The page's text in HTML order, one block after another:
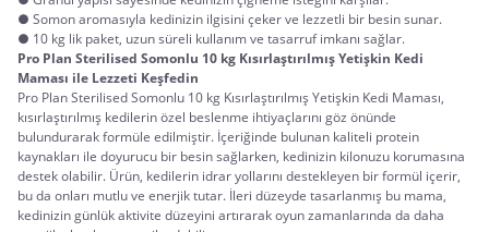
● Somon aromasıyla kedinizin ilgisini çeker ve lezzetli bir besin sunar.
● 10 kg lik paket, uzun süreli kullanım ve tasarruf imkanı sağlar.
Pro Plan Sterilised Somonlu 10 kg Kısırlaştırılmış Yetişkin Kedi
Maması ile Lezzeti Keşfedin
Pro Plan Sterilised Somonlu 10 kg Kısırlaştırılmış Yetişkin Kedi Maması,
kısırlaştırılmış kedilerin özel beslenme ihtiyaçlarını göz önünde
bulundurarak formüle edilmiştir. İçeriğinde bulunan kaliteli protein
kaynakları ile doyurucu bir besin sağlarken, kedinizin kilonuzu korumasına
destek olabilir. Ürün, kedilerin idrar yollarını destekleyen bir formül içerir,
bu da onları mutlu ve enerjik tutar. İleri düzeyde tasarlanmış bu mama,
kedinizin günlük aktivite düzeyini artırarak oyun zamanlarında da daha